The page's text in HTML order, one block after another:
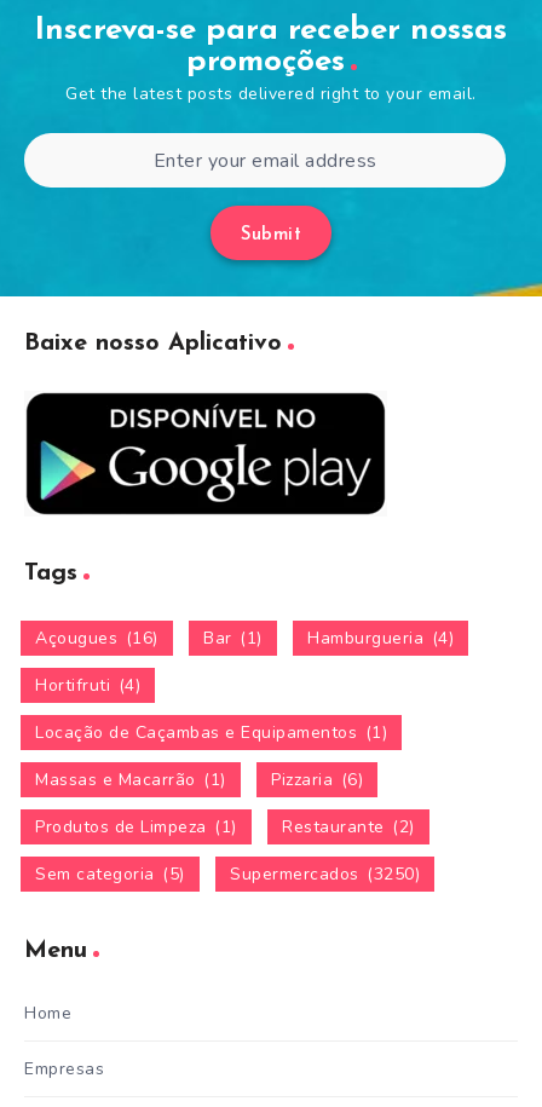
Inscreva-se para receber nossas
promoções
Get the latest posts delivered right to your email.
Submit
Baixe nosso Aplicativo
Tags
Açougues (16) Bar (1) Hamburgueria (4)
Hortifruti (4)
Locação de Caçambas e Equipamentos (1)
Massas e Macarrão (1) Pizzaria (6)
Produtos de Limpeza (1) Restaurante (2)
Sem categoria (5) Supermercados (3250)
Menu
Home
Empresas